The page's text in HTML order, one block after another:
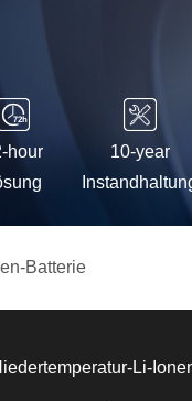
hour
10-year
Batterie
Li-